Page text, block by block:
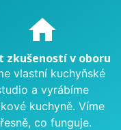
home
zkušeností v oboru
vlastní kuchyňské
a vyrábíme
kuchyně. Víme
co funguje.